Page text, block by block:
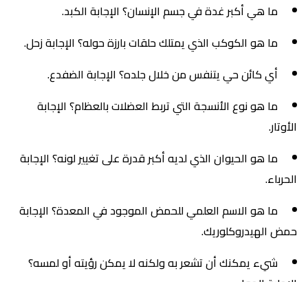
ما هي أكبر غدة في جسم الإنسان؟ الإجابة الكبد.
ما هو الكوكب الذي يمتلك حلقات بارزة حوله؟ الإجابة زحل.
أي كائن حي يتنفس من خلال جلده؟ الإجابة الضفدع.
ما هو نوع الأنسجة التي تربط العضلات بالعظام؟ الإجابة
الأوتار.
ما هو الحيوان الذي لديه أكبر قدرة على تغيير لونه؟ الإجابة
الحرباء.
ما هو الاسم العلمي للحمض الموجود في المعدة؟ الإجابة
حمض الهيدروكلوريك.
شيء يمكنك أن تشعر به ولكنه لا يمكن رؤيته أو لمسه؟